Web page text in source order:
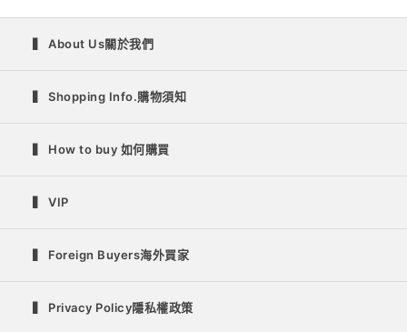
▍ About Us關於我們
▍ Shopping Info.購物須知
▍ How to buy 如何購買
▍ VIP
▍ Foreign Buyers海外買家
▍ Privacy Policy隱私權政策